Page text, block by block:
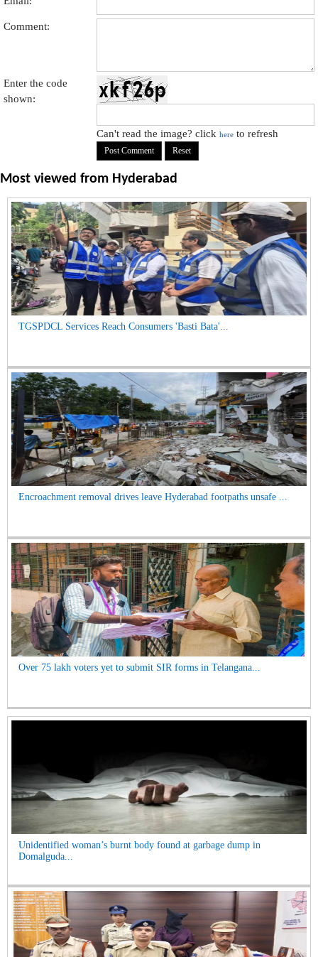
Comment:
Enter the code
shown:
Can't read the image? clickhere to refresh
Most viewed from Hyderabad
TGSPDCL Services Reach Consumers 'Basti Bata'...
Encroachment removal drives leave Hyderabad footpaths unsafe ...
Over 75 lakh voters yet to submit SIR forms in Telangana...
Unidentified woman’s burnt body found at garbage dump in
Domalguda...